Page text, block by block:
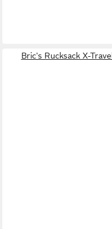
Bric's Rucksack X-Travel